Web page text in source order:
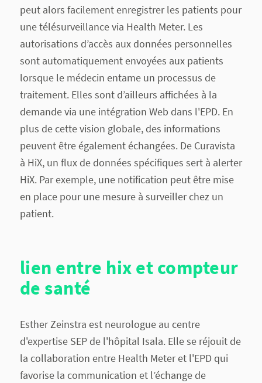
peut alors facilement enregistrer les patients pour
une télésurveillance via Health Meter. Les
autorisations d’accès aux données personnelles
sont automatiquement envoyées aux patients
lorsque le médecin entame un processus de
traitement. Elles sont d’ailleurs affichées à la
demande via une intégration Web dans l'EPD. En
plus de cette vision globale, des informations
peuvent être également échangées. De Curavista
à HiX, un flux de données spécifiques sert à alerter
HiX. Par exemple, une notification peut être mise
en place pour une mesure à surveiller chez un
patient.
lien entre hix et compteur
de santé
Esther Zeinstra est neurologue au centre
d'expertise SEP de l'hôpital Isala. Elle se réjouit de
la collaboration entre Health Meter et l'EPD qui
favorise la communication et l’échange de